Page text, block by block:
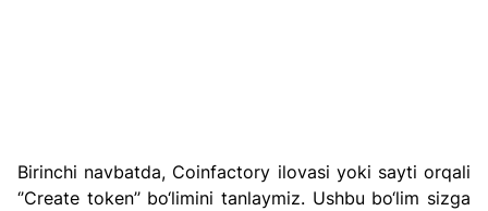
Birinchi navbatda, Coinfactory ilovasi yoki sayti orqali
‘’Create token’’ bo‘limini tanlaymiz. Ushbu bo‘lim sizga